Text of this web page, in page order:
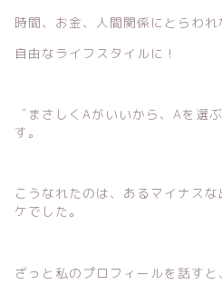
時間、お金、人間関係にとらわれ
自由なライフスタイルに！
〝まさしくAがいいから、Aを選
す。
こうなれたのは、あるマイナスな
ケでした。
ざっと私のプロフィールを話すと